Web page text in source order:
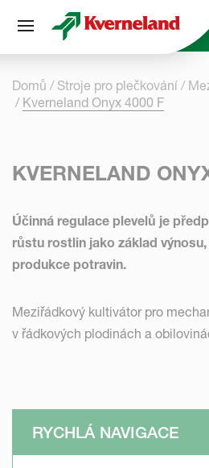
Skip
Domů Stroje pro plečkování
Kverneland Onyx 4000 F
KVERNELAND
Účinná regulace plevelů je
růstu rostlin jako základ
produkce potravin.
Meziřádkový kultivátor pro
v řádkových plodinách a
RYCHLÁ NAVIGACE
Panel pro správu cookies